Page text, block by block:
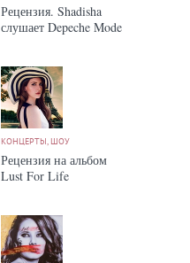
Рецензия. Shadisha
слушает Depeche Mode
КОНЦЕРТЫ, ШОУ
Рецензия на альбом
Lust For Life